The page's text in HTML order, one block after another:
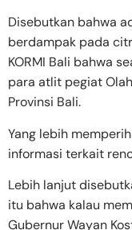
Disebutkan bahwa
berdampak pada
KORMI Bali bahwa
para atlit pegiat
Provinsi Bali.
Yang lebih
informasi terkait
Lebih lanjut
itu bahwa kalau
Gubernur Wayan